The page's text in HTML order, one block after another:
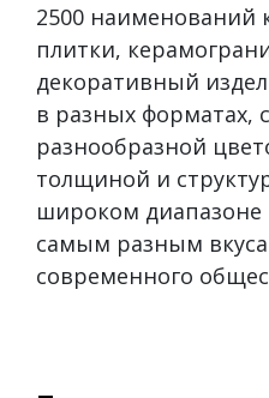
2500 наименований
плитки,
декоративный
в разных форматах,
разнообразной
толщиной и
широком
самым разным
современного